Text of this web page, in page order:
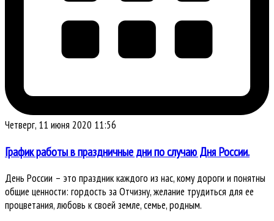
Четверг, 11 июня 2020 11:56
График работы в праздничные дни по случаю Дня России.
День России – это праздник каждого из нас, кому дороги и понятны
общие ценности: гордость за Отчизну, желание трудиться для ее
процветания, любовь к своей земле, семье, родным.